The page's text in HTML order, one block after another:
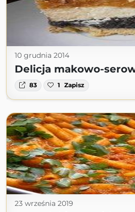
10 grudnia 2014
Delicja makowo-
83 1 Zapisz
23 września 2019